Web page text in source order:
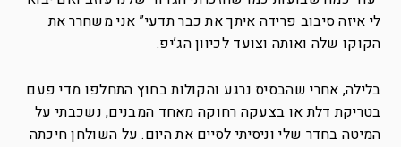
לי איזה סיבוב פרידה איתך את כבר תדעי” אני משחרר את
הקוקו שלה ואותה וצועד לכיוון הג’יפ.
בלילה, אחרי שהבסיס נרגע והקולות בחוץ התחלפו מדי פעם
בטריקת דלת או בצעקה רחוקה מאחד המבנים, נשכבתי על
המיטה בחדר שלי וניסיתי לסיים את היום. על השולחן חיכתה